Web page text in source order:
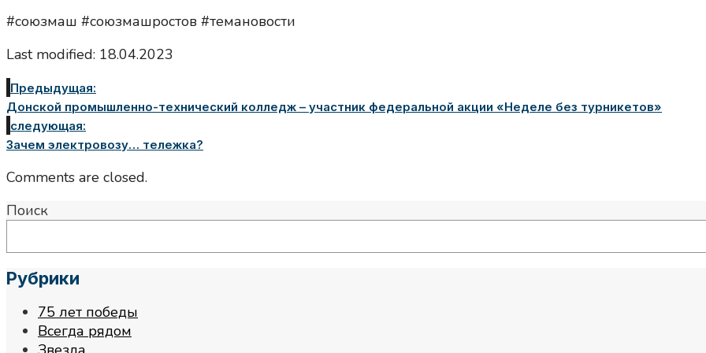
#союзмаш #союзмашростов #темановости
Last modified: 18.04.2023
Предыдущая:
Донской промышленно-технический колледж – участник федеральной акции «Неделе без турникетов»
следующая:
Зачем электровозу… тележка?
Comments are closed.
Поиск
Рубрики
75 лет победы
Всегда рядом